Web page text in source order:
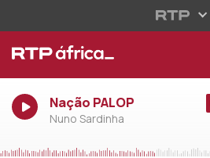
Nação PALOP
Nuno Sardinha